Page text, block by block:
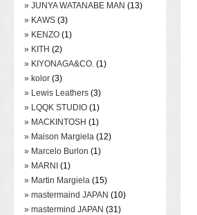
» JUNYA WATANABE MAN (13)
» KAWS (3)
» KENZO (1)
» KITH (2)
» KIYONAGA&CO. (1)
» kolor (3)
» Lewis Leathers (3)
» LQQK STUDIO (1)
» MACKINTOSH (1)
» Maison Margiela (12)
» Marcelo Burlon (1)
» MARNI (1)
» Martin Margiela (15)
» mastermaind JAPAN (10)
» mastermind JAPAN (31)